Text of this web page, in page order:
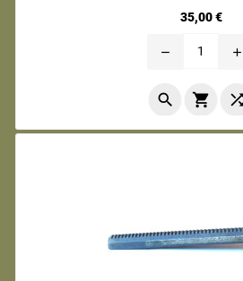
35,00 €Prix
remove add
  